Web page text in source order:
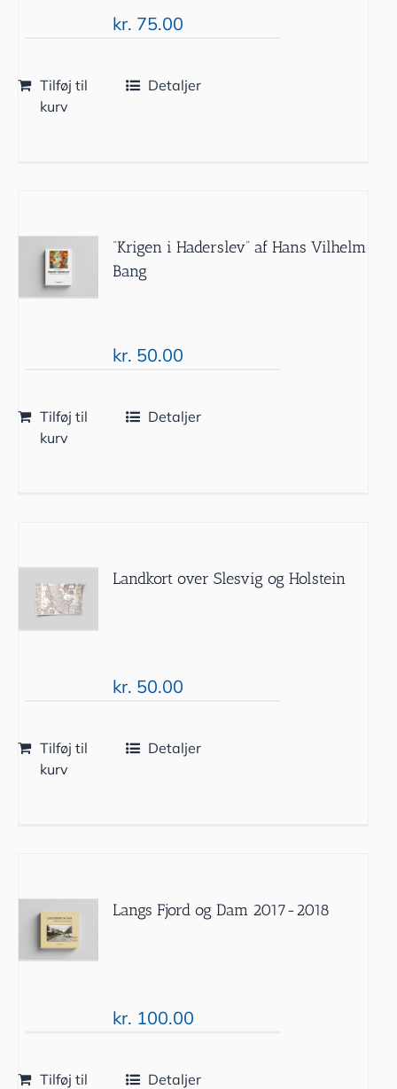
kr. 75.00
Tilføj til
kurv
Detaljer
“Krigen i Haderslev” af Hans Vilhelm
Bang
kr. 50.00
Tilføj til
kurv
Detaljer
Landkort over Slesvig og Holstein
kr. 50.00
Tilføj til
kurv
Detaljer
Langs Fjord og Dam 2017-2018
kr. 100.00
Tilføj til
Detaljer